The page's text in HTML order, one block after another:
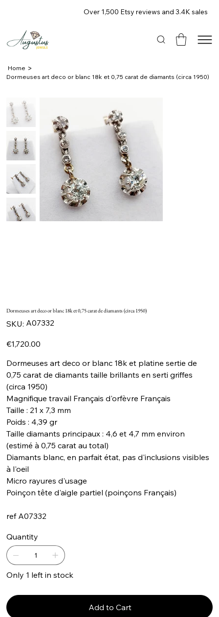
Over 1,500 Etsy reviews and 3.4K sales
Home >
Dormeuses art deco or blanc 18k et 0,75 carat de diamants (circa 1950)
Dormeuses art deco or blanc 18k et 0,75 carat de diamants (circa 1950)
SKU:
SKU
A07332
A07332
€1,720.00
Dormeuses art deco or blanc 18k et platine sertie de
0,75 carat de diamants taille brillants en serti griffes
(circa 1950)
Magnifique travail Français d'orfèvre Français
Taille : 21 x 7,3 mm
Poids : 4,39 gr
Taille diamants principaux : 4,6 et 4,7 mm environ
(estimé à 0,75 carat au total)
Diamants blanc, en parfait état, pas d'inclusions visibles
à l'oeil
Micro rayures d'usage
Poinçon tête d'aigle partiel (poinçons Français)
ref A07332
Quantity
Only 1 left in stock
Add to Cart